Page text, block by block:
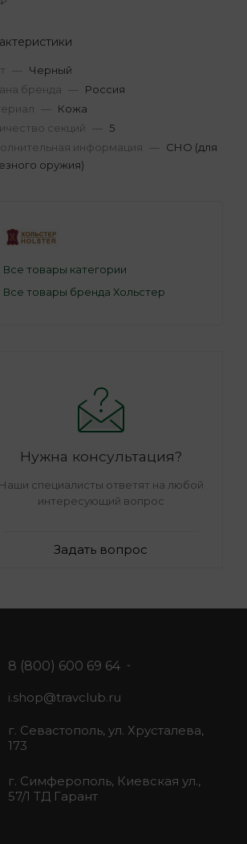
— Черный
бренда — Россия
— Кожа
секций — 5
информация — СНО (для
оружия)
Все товары категории
Все товары бренда Хольстер
Нужна консультация?
Наши специалисты ответят на любой
интересующий вопрос
Задать вопрос
8 (800) 600 69 64
i.shop@travclub.ru
г. Севастополь, ул. Хрусталева,
173
г. Симферополь, Киевская ул.,
57/1 ТД Гарант